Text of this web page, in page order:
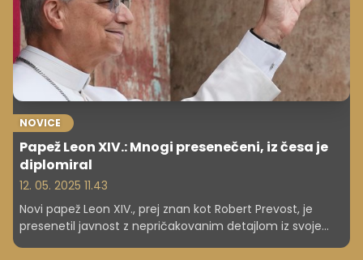
NOVICE
Papež Leon XIV.: Mnogi presenečeni, iz česa je
diplomiral
12. 05. 2025 11.43
Novi papež Leon XIV., prej znan kot Robert Prevost, je
presenetil javnost z nepričakovanim detajlom iz svoje
mladosti. Ali veste, kaj je papež študiral? Ta informacija